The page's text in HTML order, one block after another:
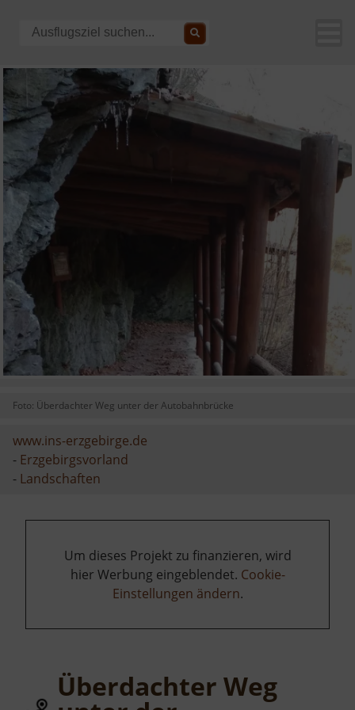
Foto: Überdachter Weg unter der Autobahnbrücke
www.ins-erzgebirge.de
- Erzgebirgsvorland
- Landschaften
Um dieses Projekt zu finanzieren, wird
hier Werbung eingeblendet. Cookie-
Einstellungen ändern.
Überdachter Weg